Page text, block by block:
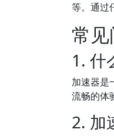
等。通过
常见
1. 什
加速器是
流畅的体
2. 加